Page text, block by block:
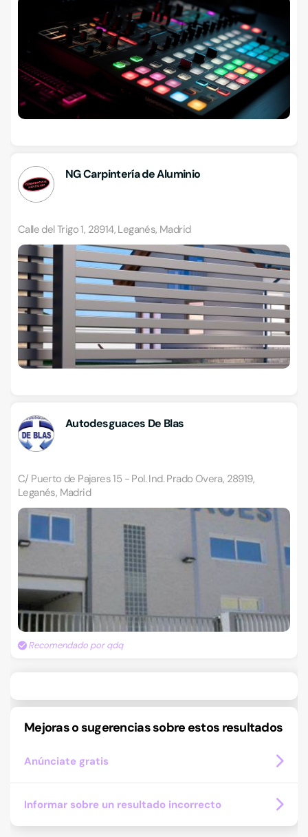
NG Carpintería de Aluminio
Calle del Trigo 1, 28914, Leganés, Madrid
Autodesguaces De Blas
C/ Puerto de Pajares 15 - Pol. Ind. Prado Overa, 28919,
Leganés, Madrid
Recomendado por qdq
Mejoras o sugerencias sobre estos resultados
Anúnciate gratis
Informar sobre un resultado incorrecto